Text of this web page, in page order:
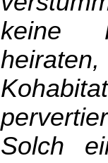
keine
Solch